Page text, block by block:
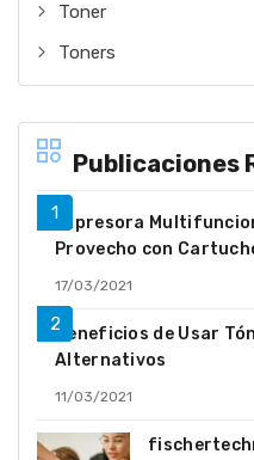
Toner
Toners
Publicaciones
Impresora
Provecho con
17/03/2021
Beneficios de Usar
Alternativos
11/03/2021